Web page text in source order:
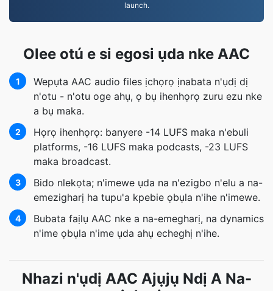
launch.
Olee otú e si egosi ụda nke AAC
1
Wepụta AAC audio files ịchọrọ ịnabata n'ụdị dị
n'otu - n'otu oge ahụ, ọ bụ ihenhọrọ zuru ezu nke
a bụ maka.
2
Họrọ ihenhọrọ: banyere -14 LUFS maka n'ebuli
platforms, -16 LUFS maka podcasts, -23 LUFS
maka broadcast.
3
Bido nlekọta; n'imewe ụda na n'ezigbo n'elu a na-
emezigharị ha tupu'a kpebie ọbụla n'ihe n'imewe.
4
Bubata faịlụ AAC nke a na-emegharị, na dynamics
n'ime ọbụla n'ime ụda ahụ echeghị n'ihe.
Nhazi n'ụdị AAC Ajụjụ Ndị A Na-